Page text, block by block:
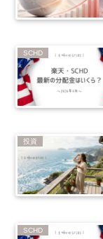
SCHD
投資
SCHD